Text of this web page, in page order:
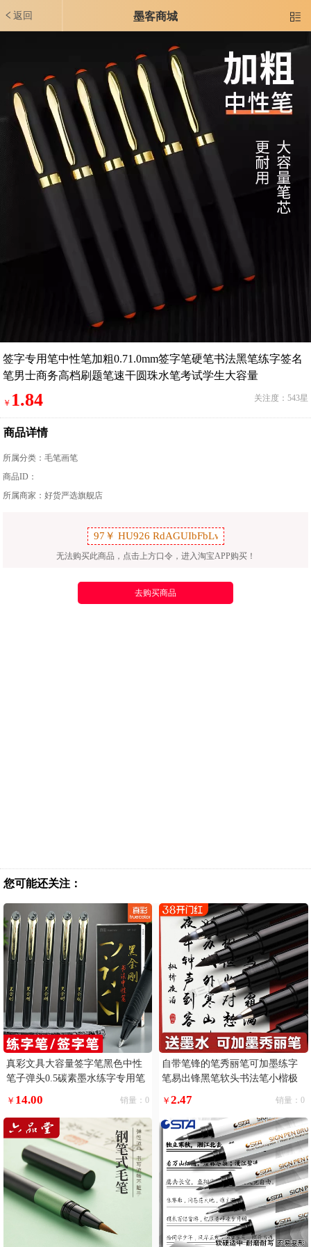
返回 墨客商城 
签字专用笔中性笔加粗0.71.0mm签字笔硬笔书法黑笔练字签名
笔男士商务高档刷题笔速干圆珠水笔考试学生大容量
￥ 1.84 关注度：543星
商品详情
所属分类：毛笔画笔
商品ID：
所属商家：好货严选旗舰店
无法购买此商品，点击上方口令，进入淘宝APP购买！
去购买商品
您可能还关注：
真彩文具大容量签字笔黑色中性
笔子弹头0.5碳素墨水练字专用笔
刚书法笔写字5支
￥ 14.00 销量：0
自带笔锋的笔秀丽笔可加墨练字
笔易出锋黑笔软头书法笔小楷极
￥2.47 销量：0